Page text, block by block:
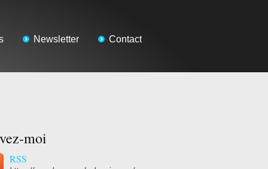
Newsletter Contact
moi
RSS